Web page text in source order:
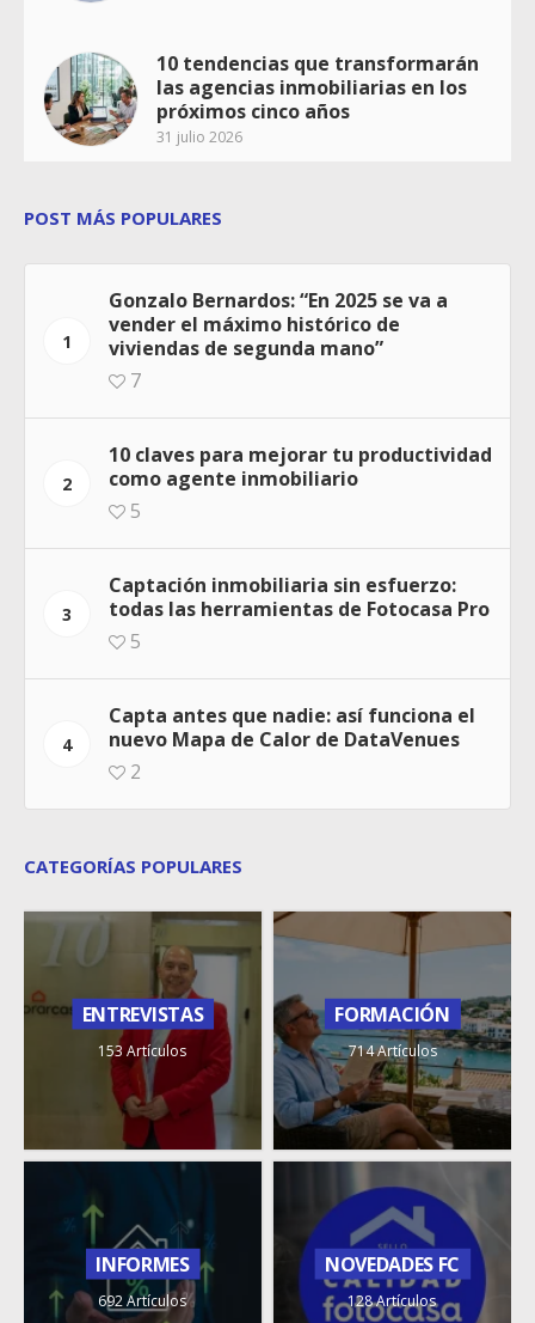
10 tendencias que transformarán
las agencias inmobiliarias en los
próximos cinco años
31 julio 2026
POST MÁS POPULARES
1
Gonzalo Bernardos: “En 2025 se va a
vender el máximo histórico de
viviendas de segunda mano”
7
2
10 claves para mejorar tu productividad
como agente inmobiliario
5
3
Captación inmobiliaria sin esfuerzo:
todas las herramientas de Fotocasa Pro
5
4
Capta antes que nadie: así funciona el
nuevo Mapa de Calor de DataVenues
2
CATEGORÍAS POPULARES
ENTREVISTAS
153 Artículos
FORMACIÓN
714 Artículos
INFORMES
692 Artículos
NOVEDADES FC
128 Artículos